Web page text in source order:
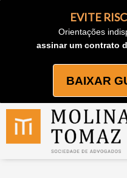
EVITE
Orientações
assinar um contrato
BAIXAR